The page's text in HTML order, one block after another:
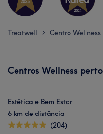
Treatwell > Centro Wellness
Centros Wellness perto
Estética e Bem Estar
6 km de distância
(204)